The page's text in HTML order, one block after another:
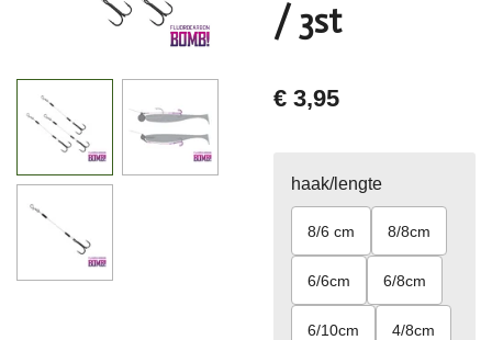
/ 3st
€ 3,95
haak/lengte
8/6 cm 8/8cm
6/6cm 6/8cm
6/10cm 4/8cm